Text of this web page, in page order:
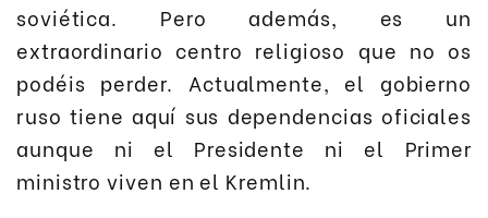
soviética. Pero además, es un
extraordinario centro religioso que no os
podéis perder. Actualmente, el gobierno
ruso tiene aquí sus dependencias oficiales
aunque ni el Presidente ni el Primer
ministro viven en el Kremlin.